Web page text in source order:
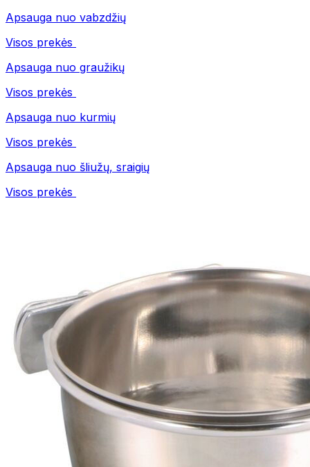
Apsauga nuo vabzdžių
Visos prekės
Apsauga nuo graužikų
Visos prekės
Apsauga nuo kurmių
Visos prekės
Apsauga nuo šliužų, sraigių
Visos prekės